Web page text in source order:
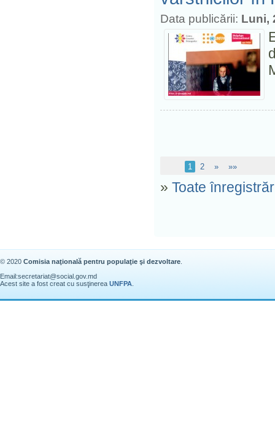
Data publicării: Luni,
1 2 » »»
» Toate
© 2020 Comisia naţională pentru populaţie şi dezvoltare
Email:secretariat@social.gov.md
Acest site a fost creat cu susţinerea UNFPA